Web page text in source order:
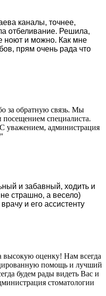
каналы, точнее,
отбеливание. Решила,
ноют и можно. Как мне
прям очень рада что
за обратную связь. Мы
специалиста.
С уважением, администрация
и забавный, ходить и
страшно, а весело)
и его ассистенту
высокую оценку! Нам всегда
помощь и лучший
будем рады видеть Вас и
стоматологии